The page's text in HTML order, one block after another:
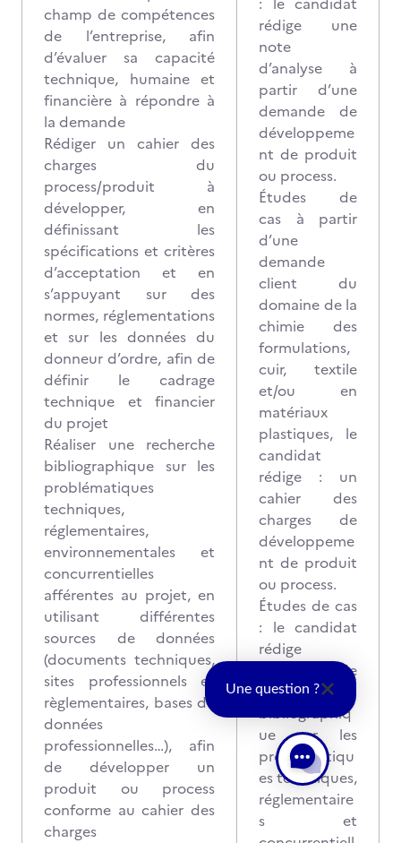
champ de compétences
de l’entreprise, afin
d’évaluer sa capacité
technique, humaine et
financière à répondre à
la demande
Rédiger un cahier des
charges du
process/produit à
développer, en
définissant les
spécifications et critères
d’acceptation et en
s’appuyant sur des
normes, réglementations
et sur les données du
donneur d’ordre, afin de
définir le cadrage
technique et financier
du projet
Réaliser une recherche
bibliographique sur les
problématiques
techniques,
réglementaires,
environnementales et
concurrentielles
afférentes au projet, en
utilisant différentes
sources de données
(documents techniques,
sites professionnels et
règlementaires, bases de
données
professionnelles…), afin
de développer un
produit ou process
conforme au cahier des
charges
rédige une
note
d’analyse à
partir d’une
demande de
développeme
nt de produit
ou process.
Études de
cas à partir
d’une
demande
client du
domaine de la
chimie des
formulations,
cuir, textile
et/ou en
matériaux
plastiques, le
candidat
rédige : un
cahier des
charges de
développeme
nt de produit
ou process.
Études de cas
: le candidat
rédige
une note de
recherche
bibliographiq
ue sur les
problématiqu
es techniques,
réglementaire
s et
Une question ?